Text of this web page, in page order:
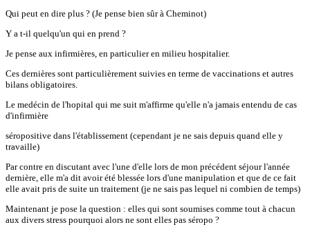
Qui peut en dire plus ? (Je pense bien sûr à Cheminot)
Y a t-il quelqu'un qui en prend ?
Je pense aux infirmières, en particulier en milieu hospitalier.
Ces dernières sont particulièrement suivies en terme de vaccinations et autres
bilans obligatoires.
Le medécin de l'hopital qui me suit m'affirme qu'elle n'a jamais entendu de cas
d'infirmière
séropositive dans l'établissement (cependant je ne sais depuis quand elle y
travaille)
Par contre en discutant avec l'une d'elle lors de mon précédent séjour l'année
dernière, elle m'a dit avoir été blessée lors d'une manipulation et que de ce fait
elle avait pris de suite un traitement (je ne sais pas lequel ni combien de temps)
Maintenant je pose la question : elles qui sont soumises comme tout à chacun
aux divers stress pourquoi alors ne sont elles pas séropo ?